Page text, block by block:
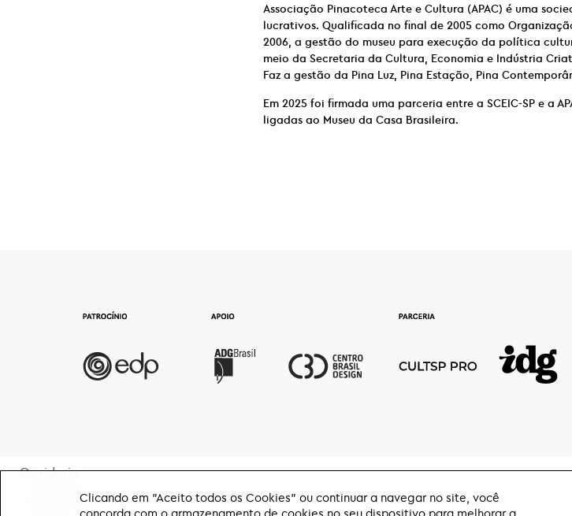
Associação Pinacoteca Arte e Cultura (APAC) é uma
lucrativos. Qualificada no final de 2005 como
2006, a gestão do museu para execução da política
meio da Secretaria da Cultura, Economia e Indústria
Faz a gestão da Pina Luz, Pina Estação, Pina
Em 2025 foi firmada uma parceria entre a SCEIC-SP e a
ligadas ao Museu da Casa Brasileira.
Ouvidoria
TransparênciaClicando em "Aceito todos os Cookies" ou continuar a navegar no site, você